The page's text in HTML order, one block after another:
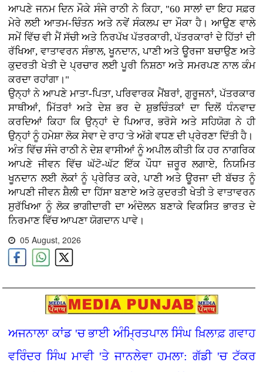
ਆਪਣੇ ਜਨਮ ਦਿਨ ਮੌਕੇ ਸੰਜੇ ਰਾਠੀ ਨੇ ਕਿਹਾ, "60 ਸਾਲਾਂ ਦਾ ਇਹ ਸਫ਼ਰ
ਮੇਰੇ ਲਈ ਆਤਮ-ਚਿੰਤਨ ਅਤੇ ਨਵੇਂ ਸੰਕਲਪ ਦਾ ਮੌਕਾ ਹੈ। ਆਉਣ ਵਾਲੇ
ਸਮੇਂ ਵਿੱਚ ਵੀ ਮੈਂ ਸੱਚੀ ਅਤੇ ਨਿਰਪੱਖ ਪੱਤਰਕਾਰੀ, ਪੱਤਰਕਾਰਾਂ ਦੇ ਹਿੱਤਾਂ ਦੀ
ਰੱਖਿਆ, ਵਾਤਾਵਰਨ ਸੰਭਾਲ, ਖੂਨਦਾਨ, ਪਾਣੀ ਅਤੇ ਊਰਜਾ ਬਚਾਉਣ ਅਤੇ
ਕੁਦਰਤੀ ਖੇਤੀ ਦੇ ਪ੍ਰਚਾਰ ਲਈ ਪੂਰੀ ਨਿਸ਼ਠਾ ਅਤੇ ਸਮਰਪਣ ਨਾਲ ਕੰਮ
ਕਰਦਾ ਰਹਾਂਗਾ।"
ਉਨ੍ਹਾਂ ਨੇ ਆਪਣੇ ਮਾਤਾ-ਪਿਤਾ, ਪਰਿਵਾਰਕ ਮੈਂਬਰਾਂ, ਗੁਰੂਜਨਾਂ, ਪੱਤਰਕਾਰ
ਸਾਥੀਆਂ, ਮਿੱਤਰਾਂ ਅਤੇ ਦੇਸ਼ ਭਰ ਦੇ ਸ਼ੁਭਚਿੰਤਕਾਂ ਦਾ ਦਿਲੋਂ ਧੰਨਵਾਦ
ਕਰਦਿਆਂ ਕਿਹਾ ਕਿ ਉਨ੍ਹਾਂ ਦੇ ਪਿਆਰ, ਭਰੋਸੇ ਅਤੇ ਸਹਿਯੋਗ ਨੇ ਹੀ
ਉਨ੍ਹਾਂ ਨੂੰ ਹਮੇਸ਼ਾ ਲੋਕ ਸੇਵਾ ਦੇ ਰਾਹ 'ਤੇ ਅੱਗੇ ਵਧਣ ਦੀ ਪ੍ਰੇਰਣਾ ਦਿੱਤੀ ਹੈ।
ਅੰਤ ਵਿੱਚ ਸੰਜੇ ਰਾਠੀ ਨੇ ਦੇਸ਼ ਵਾਸੀਆਂ ਨੂੰ ਅਪੀਲ ਕੀਤੀ ਕਿ ਹਰ ਨਾਗਰਿਕ
ਆਪਣੇ ਜੀਵਨ ਵਿੱਚ ਘੱਟੋ-ਘੱਟ ਇੱਕ ਪੌਧਾ ਜ਼ਰੂਰ ਲਗਾਏ, ਨਿਯਮਿਤ
ਖੂਨਦਾਨ ਲਈ ਲੋਕਾਂ ਨੂੰ ਪ੍ਰੇਰਿਤ ਕਰੇ, ਪਾਣੀ ਅਤੇ ਊਰਜਾ ਦੀ ਬੱਚਤ ਨੂੰ
ਆਪਣੀ ਜੀਵਨ ਸ਼ੈਲੀ ਦਾ ਹਿੱਸਾ ਬਣਾਏ ਅਤੇ ਕੁਦਰਤੀ ਖੇਤੀ ਤੇ ਵਾਤਾਵਰਨ
ਸੁਰੱਖਿਆ ਨੂੰ ਲੋਕ ਭਾਗੀਦਾਰੀ ਦਾ ਅੰਦੋਲਨ ਬਣਾਕੇ ਵਿਕਸਿਤ ਭਾਰਤ ਦੇ
ਨਿਰਮਾਣ ਵਿੱਚ ਆਪਣਾ ਯੋਗਦਾਨ ਪਾਵੇ।
05 August, 2026
ਅਜਨਾਲਾ ਕਾਂਡ 'ਚ ਭਾਈ ਅੰਮ੍ਰਿਤਪਾਲ ਸਿੰਘ ਖ਼ਿਲਾਫ਼ ਗਵਾਹ
ਵਰਿੰਦਰ ਸਿੰਘ ਮਾਵੀ 'ਤੇ ਜਾਨਲੇਵਾ ਹਮਲਾ: ਗੱਡੀ 'ਚ ਟੱਕਰ